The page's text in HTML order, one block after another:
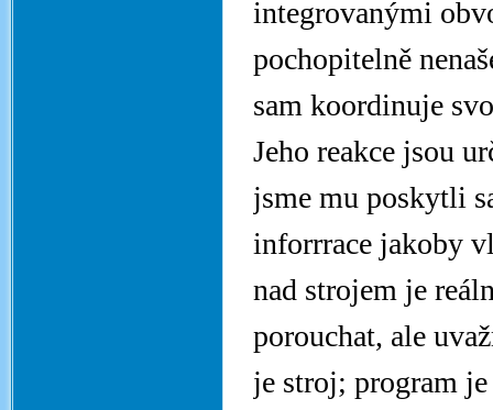
integrovanými
pochopitelně
sam koordinuje
Jeho reakce jsou
jsme mu poskytli
inforrrace jakoby
nad strojem je
porouchat, ale
je stroj; program